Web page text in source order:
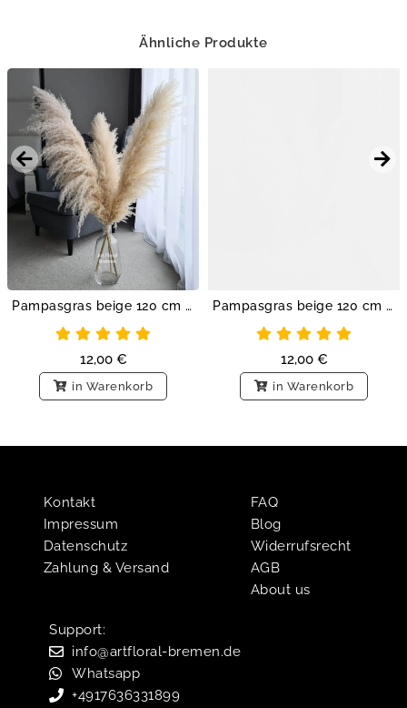
Ähnliche Produkte
Pampasgras beige 120 cm - size L
12,00 €
in Warenkorb
Pampasgras beige 120 cm - size L
12,00 €
in Warenkorb
Kontakt
Impressum
Datenschutz
Zahlung & Versand
FAQ
Blog
Widerrufsrecht
AGB
About us
Support:​
info@artfloral-bremen.de
Whatsapp
+4917636331899